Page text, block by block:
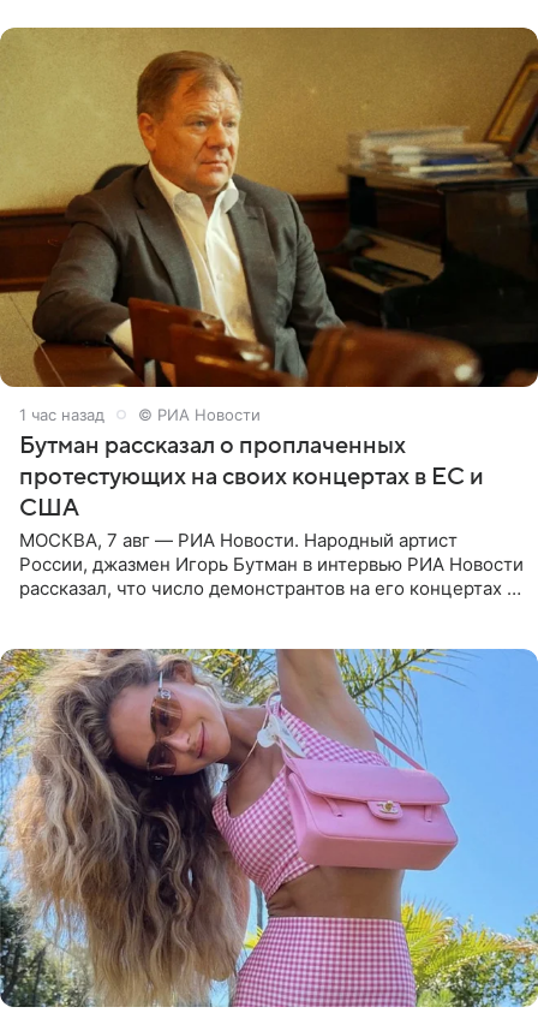
1 час назад © РИА Новости
Бутман рассказал о проплаченных
протестующих на своих концертах в ЕС и
США
МОСКВА, 7 авг — РИА Новости. Народный артист
России, джазмен Игорь Бутман в интервью РИА Новости
рассказал, что число демонстрантов на его концертах в